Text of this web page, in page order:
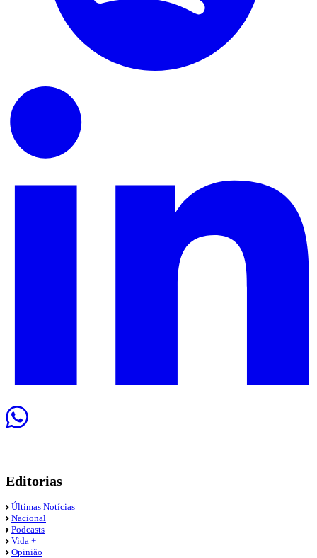
Editorias
Últimas Notícias
Nacional
Podcasts
Vida +
Opinião